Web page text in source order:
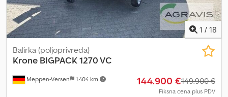
1 / 18
Meppen-Versen 1.404 km
Balirka (poljoprivreda)
Krone BIGPACK 1270 VC
144.900 €149.900 €
Fiksna cena plus PDV